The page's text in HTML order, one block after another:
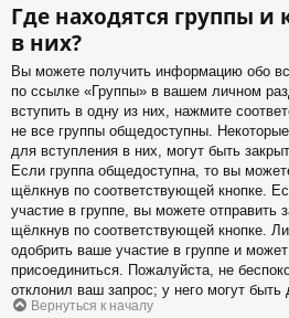
Где находятся группы и
в них?
Вы можете получить информацию обо
по ссылке «Группы» в вашем личном
вступить в одну из них, нажмите
не все группы общедоступны.
для вступления в них, могут быть
Если группа общедоступна, то вы
щёлкнув по соответствующей кнопке.
участие в группе, вы можете отправить
щёлкнув по соответствующей кнопке.
одобрить ваше участие в группе и
присоединиться. Пожалуйста, не
отклонил ваш запрос; у него могут быть
Вернуться к началу